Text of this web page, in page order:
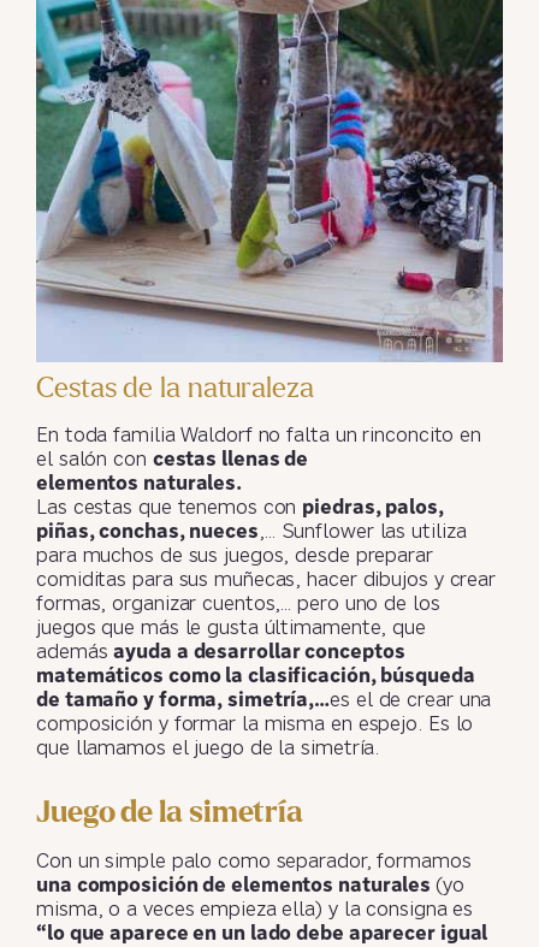
Cestas de la naturaleza
En toda familia Waldorf no falta un rinconcito en
el salón con cestas llenas de
elementos naturales.
Las cestas que tenemos con piedras, palos,
piñas, conchas, nueces,… Sunflower las utiliza
para muchos de sus juegos, desde preparar
comiditas para sus muñecas, hacer dibujos y crear
formas, organizar cuentos,… pero uno de los
juegos que más le gusta últimamente, que
ademásayuda a desarrollar conceptos
matemáticos como la clasificación, búsqueda
de tamaño y forma, simetría,…es el de crear una
composición y formar la misma en espejo. Es lo
que llamamos el juego de la simetría.
Juego de la simetría
Con un simple palo como separador, formamos
una composición de elementos naturales(yo
misma, o a veces empieza ella) y la consigna es
“lo que aparece en un lado debe aparecer igual